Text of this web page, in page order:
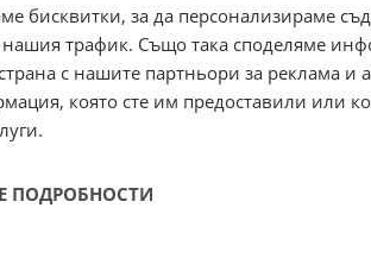
бисквитки, за да персонализираме
трафик. Също така споделяме
с нашите партньори за реклама
която сте им предоставили или
ПОДРОБНОСТИ